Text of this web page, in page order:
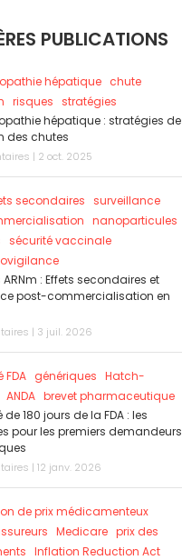
PUBLICATIONS
hépatique
chute
risques stratégies
hépatique : stratégies de
des chutes
| 2 oct. 2025
secondaires surveillance
nanoparticules
sécurité vaccinale
: Effets secondaires et
post-commercialisation en
| 3 juil. 2026
FDA génériques Hatch-
ANDA brevet pharmaceutique
de 180 jours de la FDA : les
pour les premiers demandeurs
| 12 janv. 2026
de prix médicamenteux
Medicare prix des
Inflation Reduction Act